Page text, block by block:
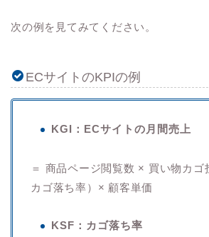
次の例を見てみてください。
ECサイトのKPIの例
KGI：ECサイトの月間売上
＝ 商品ページ閲覧数 × 買い物カゴ
カゴ落ち率）× 顧客単価
KSF：カゴ落ち率